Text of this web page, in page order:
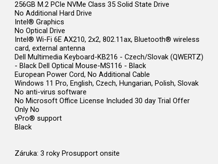
256GB M.2 PCIe NVMe Class 35 Solid State Drive
No Additional Hard Drive
Intel® Graphics
No Optical Drive
Intel® Wi-Fi 6E AX210, 2x2, 802.11ax, Bluetooth® wireless
card, external antenna
Dell Multimedia Keyboard-KB216 - Czech/Slovak (QWERTZ)
- Black Dell Optical Mouse-MS116 - Black
European Power Cord, No Additional Cable
Windows 11 Pro, English, Czech, Hungarian, Polish, Slovak
No anti-virus software
No Microsoft Office License Included 30 day Trial Offer
Only No
vPro® support
Black
Záruka: 3 roky Prosupport onsite